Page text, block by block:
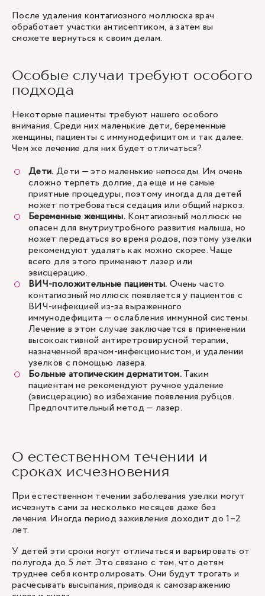
После удаления контагиозного моллюска врач
обработает участки антисептиком, а затем вы
сможете вернуться к своим делам.
Особые случаи требуют особого
подхода
Некоторые пациенты требуют нашего особого
внимания. Среди них маленькие дети, беременные
женщины, пациенты с иммунодефицитом и так далее.
Чем же лечение для них будет отличаться?
Дети. Дети — это маленькие непоседы. Им очень
сложно терпеть долгие, да еще и не самые
приятные процедуры, поэтому иногда для детей
может потребоваться седация или общий наркоз.
Беременные женщины. Контагиозный моллюск не
опасен для внутриутробного развития малыша, но
может передаться во время родов, поэтому узелки
рекомендуют удалять как можно скорее. Чаще
всего для этого применяют лазер или
эвисцерацию.
ВИЧ-положительные пациенты. Очень часто
контагиозный моллюск появляется у пациентов с
ВИЧ-инфекцией из-за выраженного
иммунодефицита — ослабления иммунной системы.
Лечение в этом случае заключается в применении
высокоактивной антиретровирусной терапии,
назначенной врачом-инфекционистом, и удалении
узелков с помощью лазера.
Больные атопическим дерматитом.Таким
пациентам не рекомендуют ручное удаление
(эвисцерацию) во избежание появления рубцов.
Предпочтительный метод — лазер.
О естественном течении и
сроках исчезновения
При естественном течении заболевания узелки могут
исчезнуть сами за несколько месяцев даже без
лечения. Иногда период заживления доходит до 1–2
лет.
У детей эти сроки могут отличаться и варьировать от
полугода до 5 лет. Это связано с тем, что детям
труднее себя контролировать. Они будут трогать и
расчесывать высыпания, приводя к самозаражению